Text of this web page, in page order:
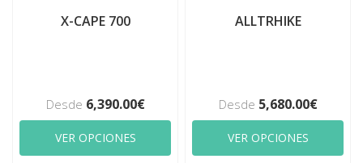
X-CAPE 700
Desde 6,390.00€
VER OPCIONES
ALLTRHIKE
Desde 5,680.00€
VER OPCIONES